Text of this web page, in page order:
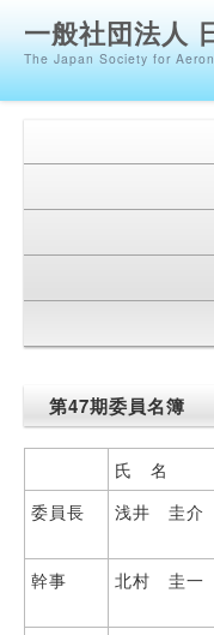
一般社団法人
The Japan Society for
第47期委員名簿
氏 名
委員長
浅井 圭介
幹事
北村 圭一